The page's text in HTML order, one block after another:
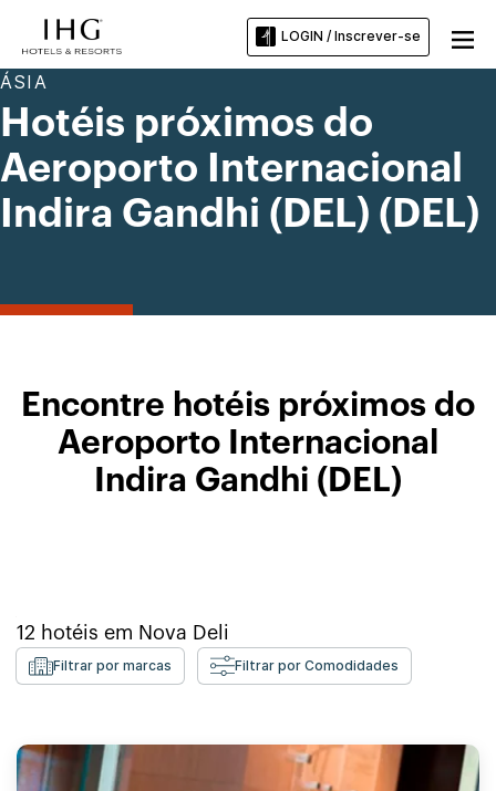
LOGIN / Inscrever-se
ÁSIA
Hotéis próximos do
Aeroporto Internacional
Indira Gandhi (DEL) (DEL)
Encontre hotéis próximos do
Aeroporto Internacional
Indira Gandhi (DEL)
12 hotéis em Nova Deli
Filtrar por marcas Filtrar por Comodidades